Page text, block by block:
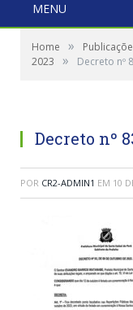
MENU
Home »
2023
» Decreto nº
Decreto nº
POR CR2-ADMIN1 EM 10